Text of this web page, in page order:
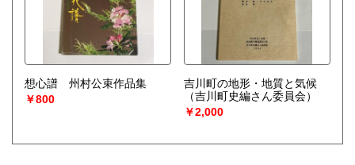
想心譜 州村公束作品集
￥800
吉川町の地形・地質と気候
（吉川町史編さん委員会）
￥2,000